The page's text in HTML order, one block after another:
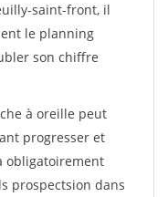
saint-front, il
le planning
son chiffre
à oreille peut
progresser et
obligatoirement
prospectsion dans